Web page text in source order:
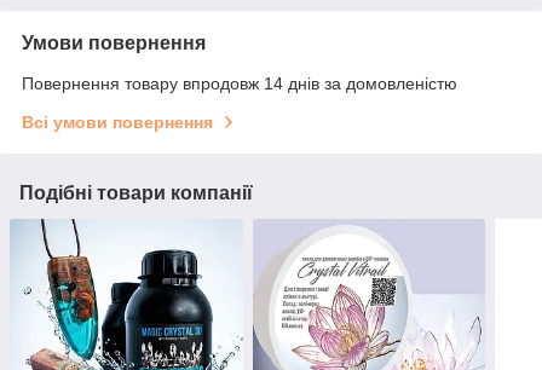
Умови повернення
Повернення товару впродовж 14 днів за домовленістю
Всі умови повернення
Подібні товари компанії